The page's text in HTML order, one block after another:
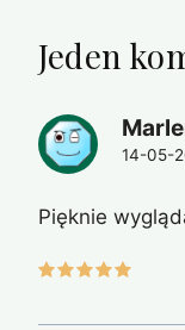
Jeden
14-05-
Pięknie